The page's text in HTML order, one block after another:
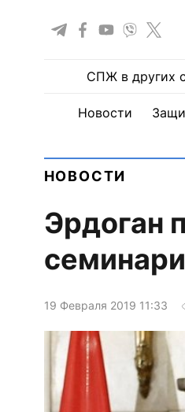
СПЖ в других
Новости
НОВОСТИ
Эрдоган
19 Февраля 2019 11:33